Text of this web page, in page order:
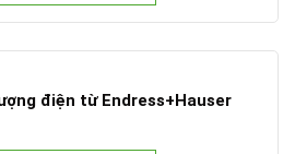
điện từ Endress+Hauser